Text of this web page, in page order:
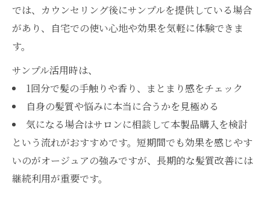
では、カウンセリング後にサンプルを提供している場合
があり、自宅での使い心地や効果を気軽に体験できま
す。
サンプル活用時は、
1回分で髪の手触りや香り、まとまり感をチェック
自身の髪質や悩みに本当に合うかを見極める
気になる場合はサロンに相談して本製品購入を検討
という流れがおすすめです。短期間でも効果を感じやす
いのがオージュアの強みですが、長期的な髪質改善には
継続利用が重要です。